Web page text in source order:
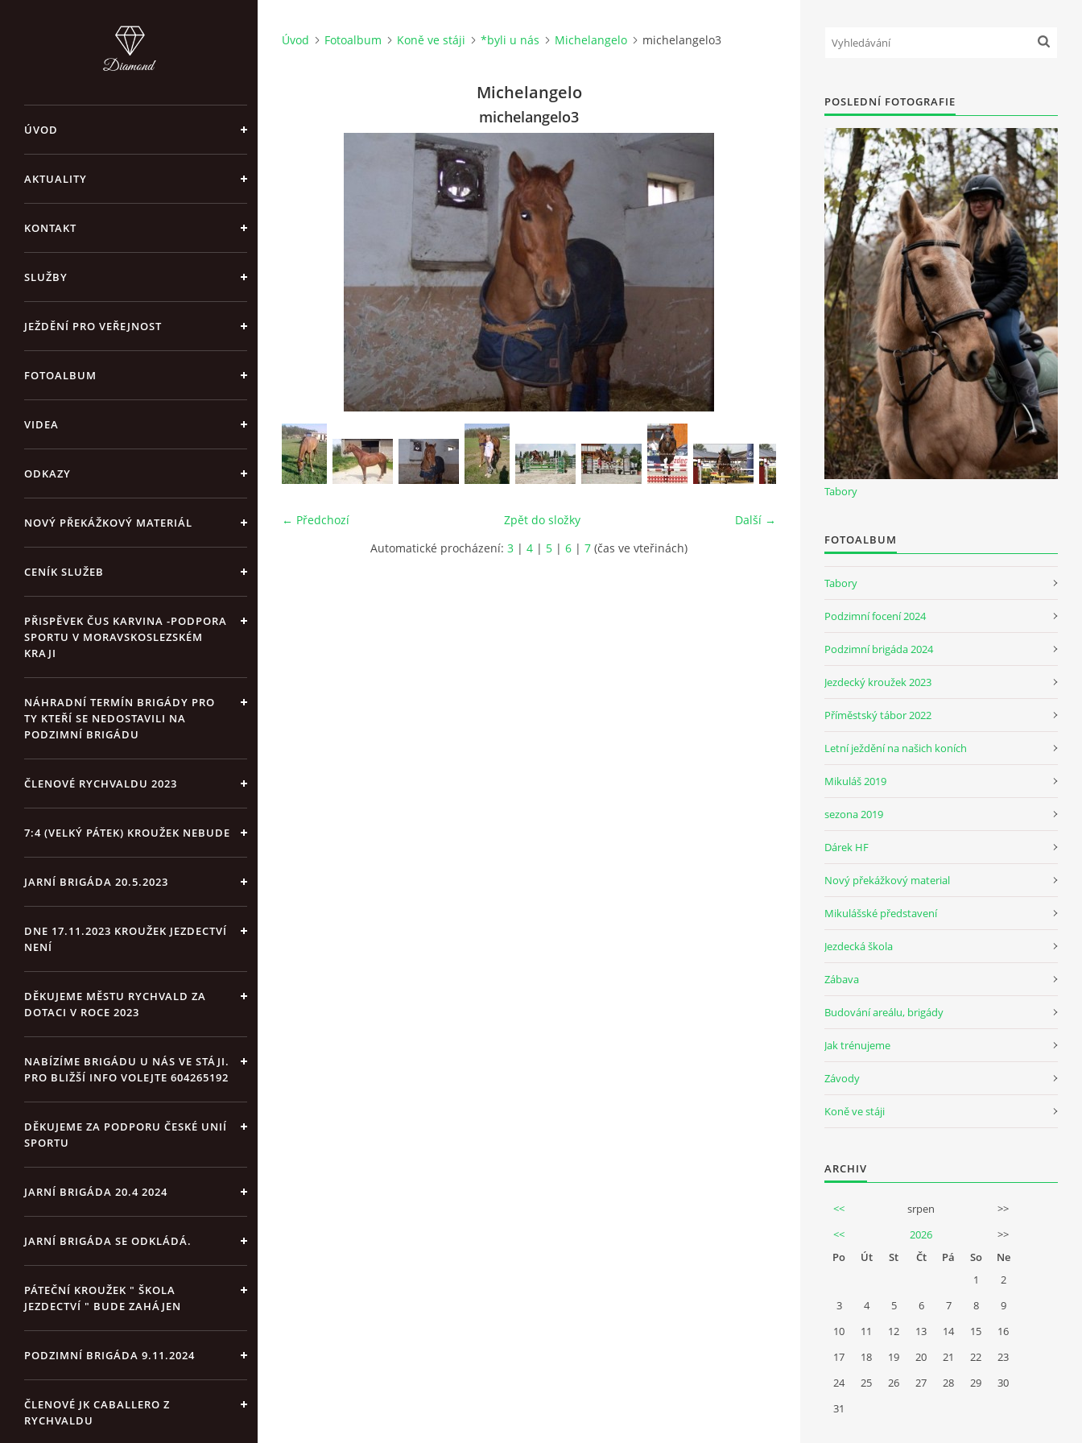
ÚVOD
AKTUALITY
KONTAKT
SLUŽBY
JEŽDĚNÍ PRO VEŘEJNOST
FOTOALBUM
VIDEA
ODKAZY
NOVÝ PŘEKÁŽKOVÝ MATERIÁL
CENÍK SLUŽEB
PŘISPĚVEK ČUS KARVINA -PODPORA
SPORTU V MORAVSKOSLEZSKÉM
KRAJI
NÁHRADNÍ TERMÍN BRIGÁDY PRO
TY KTEŘÍ SE NEDOSTAVILI NA
PODZIMNÍ BRIGÁDU
ČLENOVÉ RYCHVALDU 2023
7:4 (VELKÝ PÁTEK) KROUŽEK NEBUDE
JARNÍ BRIGÁDA 20.5.2023
DNE 17.11.2023 KROUŽEK JEZDECTVÍ
NENÍ
DĚKUJEME MĚSTU RYCHVALD ZA
DOTACI V ROCE 2023
NABÍZÍME BRIGÁDU U NÁS VE STÁJI.
PRO BLIŽŠÍ INFO VOLEJTE 604265192
DĚKUJEME ZA PODPORU ČESKÉ UNIÍ
SPORTU
JARNÍ BRIGÁDA 20.4 2024
JARNÍ BRIGÁDA SE ODKLÁDÁ.
PÁTEČNÍ KROUŽEK " ŠKOLA
JEZDECTVÍ " BUDE ZAHÁJEN
PODZIMNÍ BRIGÁDA 9.11.2024
ČLENOVÉ JK CABALLERO Z
RYCHVALDU
Úvod Fotoalbum Koně ve stáji *byli u nás Michelangelo michelangelo3
Michelangelo
michelangelo3
← Předchozí Další →
Zpět do složky
Automatické procházení: 3 | 4 | 5 | 6 | 7 (čas ve vteřinách)
POSLEDNÍ FOTOGRAFIE
Tabory
FOTOALBUM
Tabory
Podzimní focení 2024
Podzimní brigáda 2024
Jezdecký kroužek 2023
Příměstský tábor 2022
Letní ježdění na našich koních
Mikuláš 2019
sezona 2019
Dárek HF
Nový překážkový material
Mikulášské představení
Jezdecká škola
Zábava
Budování areálu, brigády
Jak trénujeme
Závody
Koně ve stáji
ARCHIV
<< srpen
>>
<<
2026
>>
Po
Út St Čt Pá So
Ne
1
2
3
4 5 6 7 8
9
10
11 12 13 14 15
16
17
18 19 20 21 22
23
24
25 26 27 28 29
30
31